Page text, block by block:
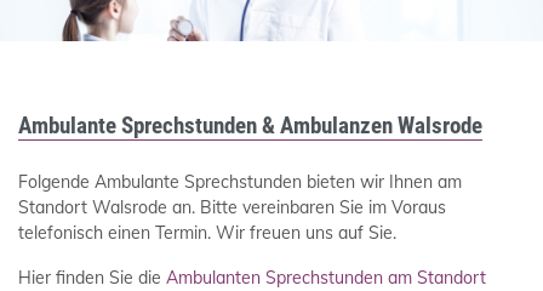
Ambulante Sprechstunden & Ambulanzen Walsrode
Folgende Ambulante Sprechstunden bieten wir Ihnen am
Standort Walsrode an. Bitte vereinbaren Sie im Voraus
telefonisch einen Termin. Wir freuen uns auf Sie.
Hier finden Sie die Ambulanten Sprechstunden am Standort